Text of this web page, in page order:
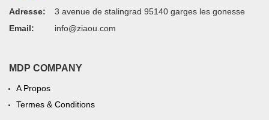
Adresse:
3 avenue de stalingrad 95140 garges les gonesse
Email:
info@ziaou.com
MDP COMPANY
A Propos
Termes & Conditions